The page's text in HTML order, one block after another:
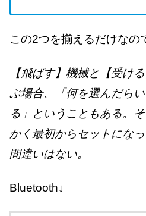
この2つを揃えるだけなの
【飛ばす】機械と【受け
ぶ場合、「何を選んだら
る」ということもある。
かく最初からセットにな
間違いはない。
Bluetooth↓